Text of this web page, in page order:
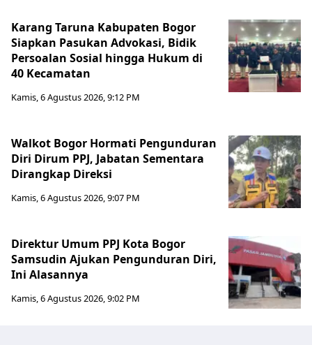
Karang Taruna Kabupaten Bogor
Siapkan Pasukan Advokasi, Bidik
Persoalan Sosial hingga Hukum di
40 Kecamatan
Kamis, 6 Agustus 2026, 9:12 PM
Walkot Bogor Hormati Pengunduran
Diri Dirum PPJ, Jabatan Sementara
Dirangkap Direksi
Kamis, 6 Agustus 2026, 9:07 PM
Direktur Umum PPJ Kota Bogor
Samsudin Ajukan Pengunduran Diri,
Ini Alasannya
Kamis, 6 Agustus 2026, 9:02 PM